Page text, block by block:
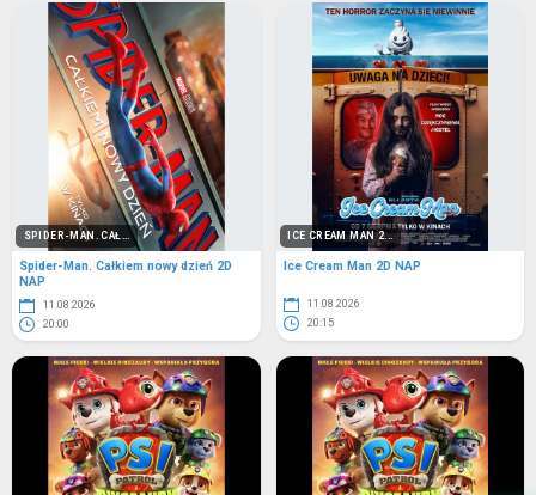
SPIDER-MAN. CAŁ...
Spider-Man. Całkiem nowy dzień 2D
NAP
11.08.2026
20:00
ICE CREAM MAN 2...
Ice Cream Man 2D NAP
11.08.2026
20:15